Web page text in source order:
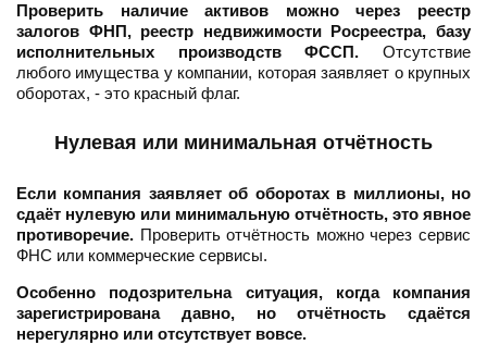
Проверить наличие активов можно через реестр
залогов ФНП, реестр недвижимости Росреестра, базу
исполнительных производств ФССП. Отсутствие
любого имущества у компании, которая заявляет о крупных
оборотах, - это красный флаг.
Нулевая или минимальная отчётность
Если компания заявляет об оборотах в миллионы, но
сдаёт нулевую или минимальную отчётность, это явное
противоречие. Проверить отчётность можно через сервис
ФНС или коммерческие сервисы.
Особенно подозрительна ситуация, когда компания
зарегистрирована давно, но отчётность сдаётся
нерегулярно или отсутствует вовсе.